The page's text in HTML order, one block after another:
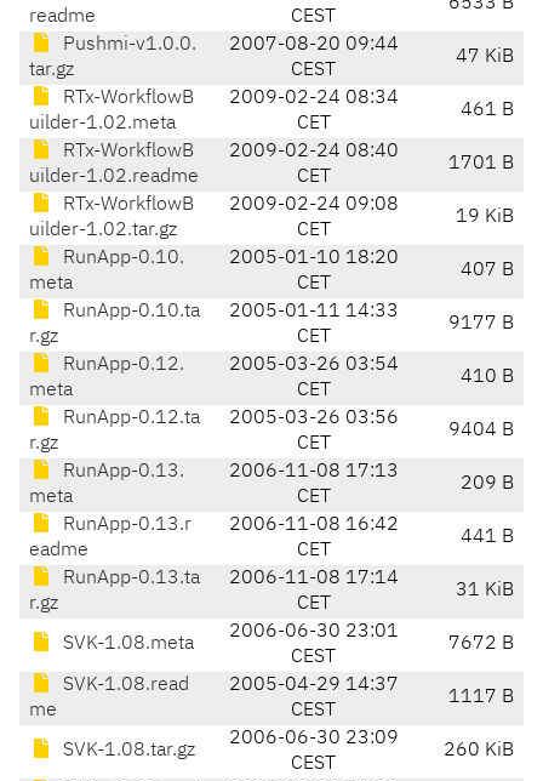
readme
CEST
Pushmi-v1.0.0.
tar.gz
2007-08-20 09:44
CEST
47 KiB
RTx-WorkflowB
uilder-1.02.meta
2009-02-24 08:34
CET
461 B
RTx-WorkflowB
uilder-1.02.readme
2009-02-24 08:40
CET
1701 B
RTx-WorkflowB
uilder-1.02.tar.gz
2009-02-24 09:08
CET
19 KiB
RunApp-0.10.
meta
2005-01-10 18:20
CET
407 B
RunApp-0.10.ta
r.gz
2005-01-11 14:33
CET
9177 B
RunApp-0.12.
meta
2005-03-26 03:54
CET
410 B
RunApp-0.12.ta
r.gz
2005-03-26 03:56
CET
9404 B
RunApp-0.13.
meta
2006-11-08 17:13
CET
209 B
RunApp-0.13.r
eadme
2006-11-08 16:42
CET
441 B
RunApp-0.13.ta
r.gz
2006-11-08 17:14
CET
31 KiB
SVK-1.08.meta
2006-06-30 23:01
CEST
7672 B
SVK-1.08.read
me
2005-04-29 14:37
CEST
1117 B
SVK-1.08.tar.gz
2006-06-30 23:09
CEST
260 KiB